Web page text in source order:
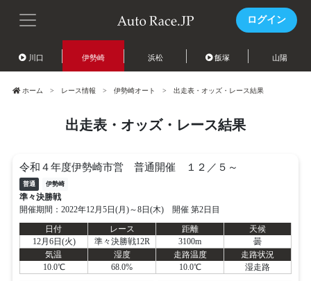
ログイン
川口 伊勢崎 浜松 飯塚 山陽
ホーム レース情報 伊勢崎オート 出走表・オッズ・レース結果
出走表・オッズ・レース結果
令和４年度伊勢崎市営 普通開催 １２／５～
普通 伊勢崎
準々決勝戦
開催期間：2022年12月5日(月)～8日(木) 開催 第2日目
日付
レース 距離
天候
12月6日(火)
準々決勝戦12R 3100m
曇
気温
湿度 走路温度
走路状況
10.0℃
68.0% 10.0℃ 湿走路